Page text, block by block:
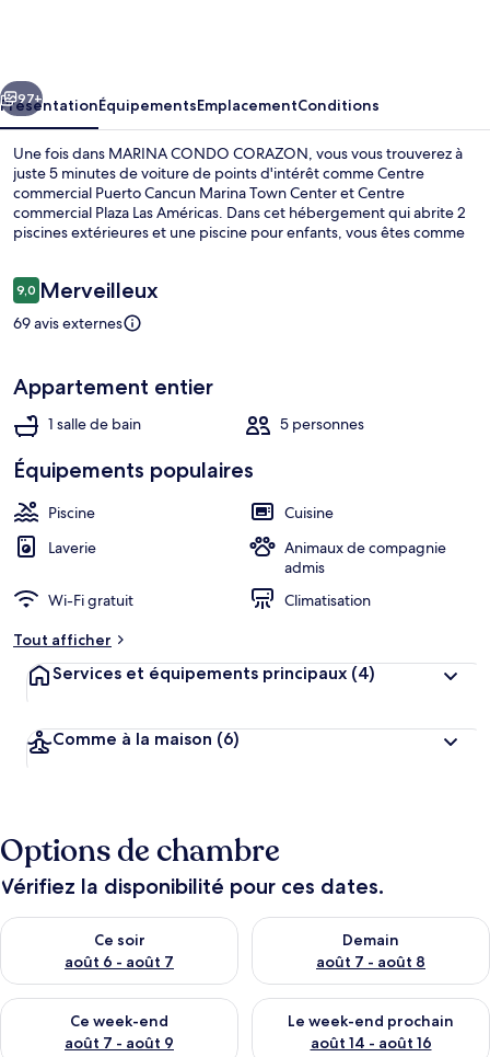
Suivant
97+
PrésentationÉquipementsEmplacementConditions
Une fois dans MARINA CONDO CORAZON, vous vous trouverez à
juste 5 minutes de voiture de points d'intérêt comme Centre
commercial Puerto Cancun Marina Town Center et Centre
commercial Plaza Las Américas. Dans cet hébergement qui abrite 2
piscines extérieures et une piscine pour enfants, vous êtes comme
Avis
voyageurs
9,09,0 sur 10
Merveilleux
69 avis externes
Appartement entier
1 salle de bain 5 personnes
Équipements populaires
Piscine
Cuisine
Laverie
Animaux de compagnie
admis
Wi-Fi gratuit
Climatisation
Tout afficher
Services et équipements principaux (4)
Comme à la maison (6)
Options de chambre
Vérifiez la disponibilité pour ces dates.
Ce soir
août 6 - août 7
Vérifier la disponibilité pour ce soir août 6 - août 7
Demain
août 7 - août 8
Vérifier la disponibilité pour
Ce week-end
août 7 - août 9
Vérifier la disponibilité pour ce week-end août 7 - août 9
Le week-end prochain
août 14 - août 16
Vérifier la disponibilité pour